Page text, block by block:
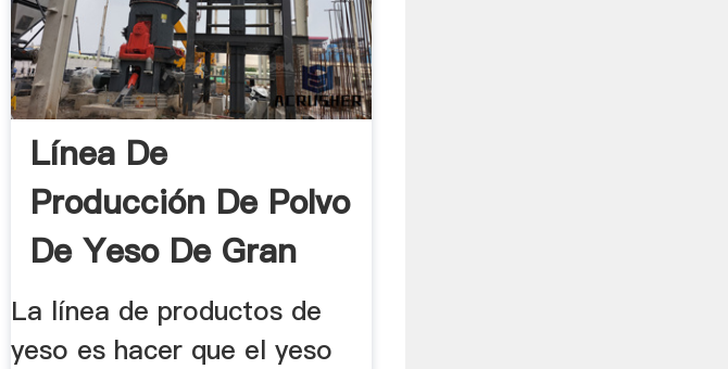
Línea De
Producción De Polvo
De Yeso De Gran
Rendimiento
La línea de productos de
yeso es hacer que el yeso